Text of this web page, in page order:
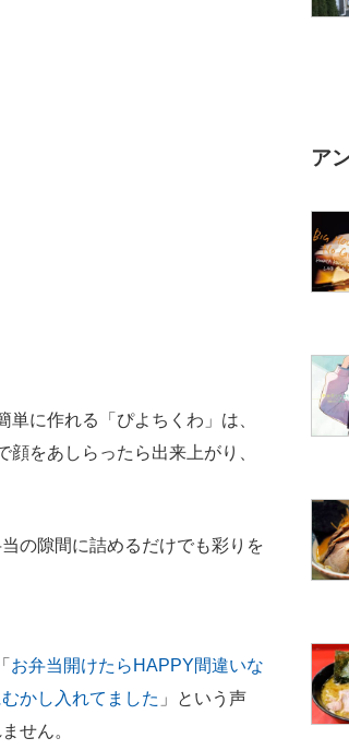
に作れる「ぴよちくわ」は、
をあしらったら出来上がり、
の隙間に詰めるだけでも彩りを
お弁当開けたらHAPPY間違いな
かし入れてました 」という声
せん。
ア